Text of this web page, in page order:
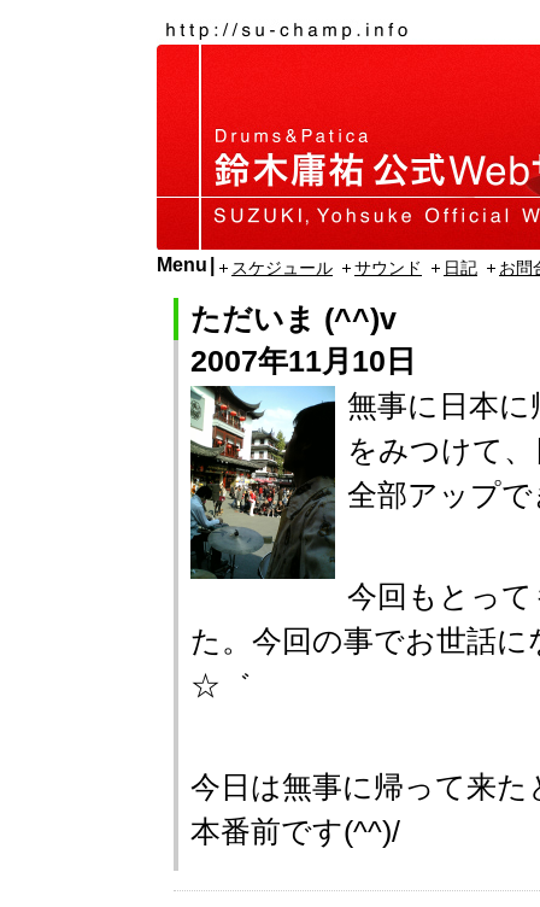
Menu スケジュール サウンド 日記 お問
ただいま (^^)v
2007年11月10日
無事に日本
をみつけて
全部アップ
今回もとっ
た。今回の事でお世話
☆゛
今日は無事に帰って来
本番前です(^^)/